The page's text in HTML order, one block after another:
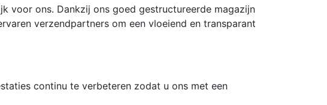
voor ons. Dankzij ons goed gestructureerde magazijn
verzendpartners om een ​​vloeiend en transparant
continu te verbeteren zodat u ons met een